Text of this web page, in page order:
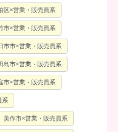
区×営業・販売員系
市×営業・販売員系
市市×営業・販売員系
島市×営業・販売員系
市×営業・販売員系
系
美作市×営業・販売員系